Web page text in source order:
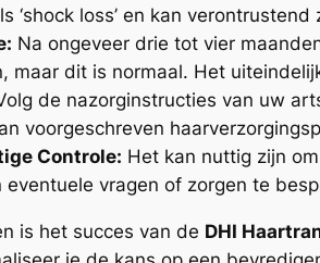
‘shock loss’ en kan
Na ongeveer drie tot vier
maar dit is normaal. Het
de nazorginstructies van uw
voorgeschreven
Controle: Het kan nuttig zijn
eventuele vragen of zorgen te
is het succes van de DHI